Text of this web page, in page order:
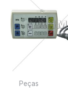
Peças